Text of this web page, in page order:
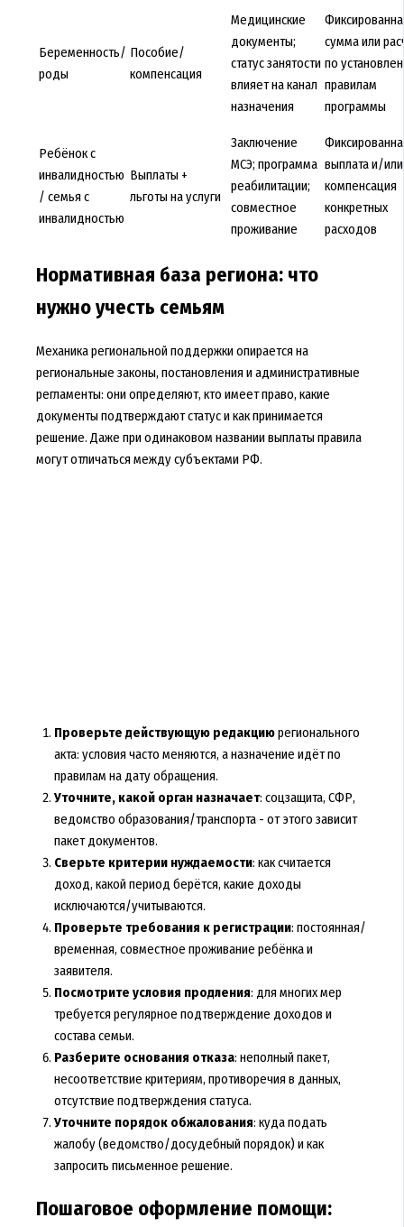
Беременность/
роды
Пособие/
компенсация
Медицинские
документы;
статус занятости
влияет на канал
назначения
сумма или
по
правилам
программы
Ребёнок с
инвалидностью
/ семья с
инвалидностью
Выплаты +
льготы на услуги
Заключение
МСЭ; программа
реабилитации;
совместное
проживание
выплата и/или
компенсация
конкретных
расходов
Нормативная база региона: что
нужно учесть семьям
Механика региональной поддержки опирается на
региональные законы, постановления и административные
регламенты: они определяют, кто имеет право, какие
документы подтверждают статус и как принимается
решение. Даже при одинаковом названии выплаты правила
могут отличаться между субъектами РФ.
Проверьте действующую редакциюрегионального
акта: условия часто меняются, а назначение идёт по
правилам на дату обращения.
Уточните, какой орган назначает: соцзащита, СФР,
ведомство образования/транспорта - от этого зависит
пакет документов.
Сверьте критерии нуждаемости: как считается
доход, какой период берётся, какие доходы
исключаются/учитываются.
Проверьте требования к регистрации: постоянная/
временная, совместное проживание ребёнка и
заявителя.
Посмотрите условия продления: для многих мер
требуется регулярное подтверждение доходов и
состава семьи.
Разберите основания отказа: неполный пакет,
несоответствие критериям, противоречия в данных,
отсутствие подтверждения статуса.
Уточните порядок обжалования: куда подать
жалобу (ведомство/досудебный порядок) и как
запросить письменное решение.
Пошаговое оформление помощи: